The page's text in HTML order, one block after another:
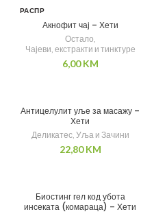
РАСПР
Акнофит чај – Хети
Остало,
Чајеви, екстракти и тинктуре
6,00KM
Антицелулит уље за масажу –
Хети
Деликатес, Уља и Зачини
22,80KM
Биостинг гел код убота
инсеката (комараца) – Хети